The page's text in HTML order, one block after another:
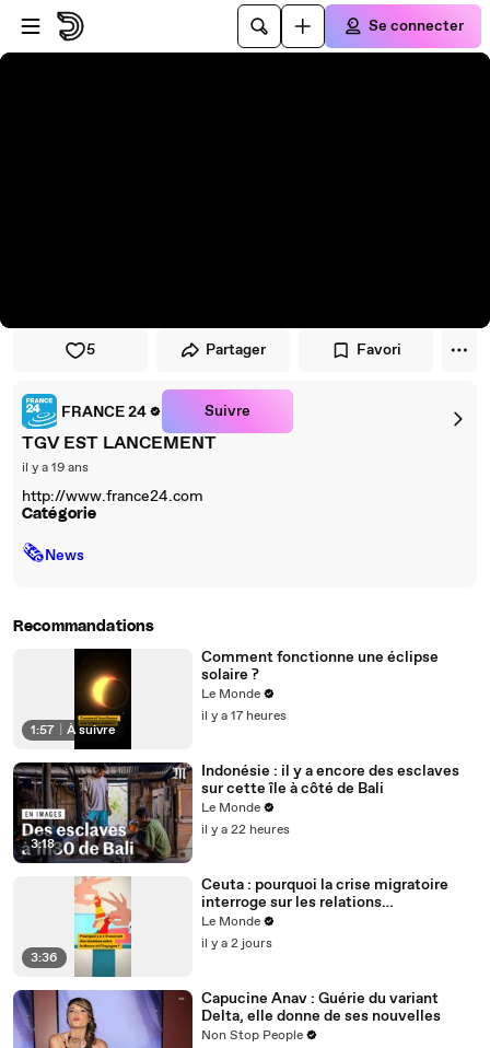
Passer au player
Passer au contenu principal
Se connecter
5 Partager Favori
FRANCE 24 Suivre
TGV EST LANCEMENT
il y a 19 ans
http://www.france24.com
Catégorie
🗞News
Recommandations
1:57 À suivre
Comment fonctionne une éclipse
solaire ?
Le Monde
il y a 17 heures
3:18
Indonésie : il y a encore des esclaves
sur cette île à côté de Bali
Le Monde
il y a 22 heures
3:36
Ceuta : pourquoi la crise migratoire
interroge sur les relations
diplomatiques entre le Maroc et
l’Espagne ?
Le Monde
il y a 2 jours
Capucine Anav : Guérie du variant
Delta, elle donne de ses nouvelles
Non Stop People